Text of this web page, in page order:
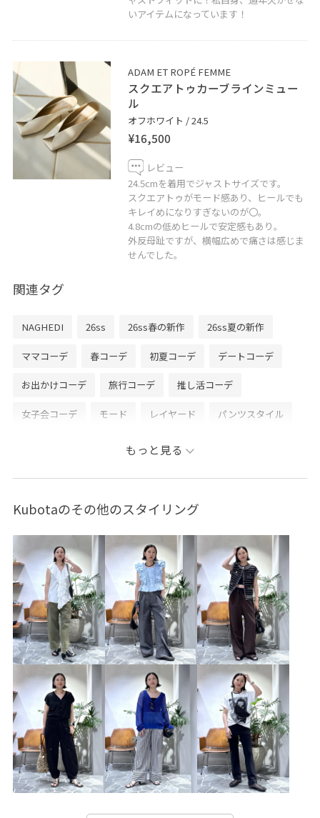
いアイテムになっています！
ADAM ET ROPÉ FEMME
スクエアトゥカーブラインミュー
ル
オフホワイト / 24.5
¥16,500
レビュー
24.5cmを着用でジャストサイズです。
スクエアトゥがモード感あり、ヒールでも
キレイめになりすぎないのが〇。
4.8cmの低めヒールで安定感もあり。
外反母趾ですが、横幅広めで痛さは感じま
せんでした。
関連タグ
NAGHEDI 26ss 26ss春の新作 26ss夏の新作
ママコーデ 春コーデ 初夏コーデ デートコーデ
お出かけコーデ 旅行コーデ 推し活コーデ
女子会コーデ モード レイヤード パンツスタイル
シンプルコーデ
キャミソール パンツ
GAA06130 GAF06010 GAH76060 GAS75540
SBX56040 1枚あると重宝 26SS_salon_BAGSHOSE
26SS_salon_BAG_SHOSE 26SSデニム
お手入れしやすい きれいに見える こなれ感
さらっと着れる さらりとした アクセサリー
アダムエロぺ雑貨 カジュアル カッティング
カップ付き カーディガン カーブライン
クリーンな印象 ケミカル加工 コットン
コーディネートのアクセント サスティナブル サテン
もっと見る
Kubotaのその他のスタイリング